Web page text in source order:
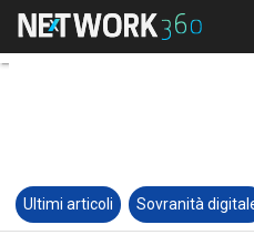
Ultimi articoli Sovranità